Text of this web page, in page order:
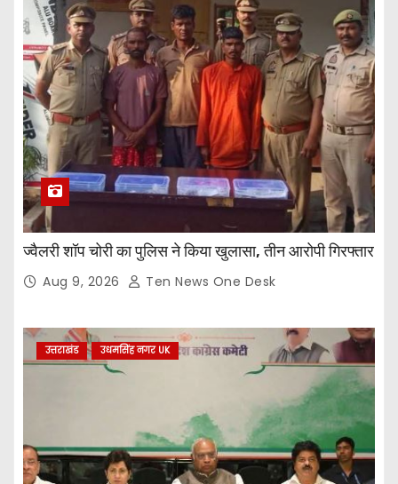
ज्वैलरी शॉप चोरी का पुलिस ने किया खुलासा, तीन आरोपी गिरफ्तार
Aug 9, 2026 Ten News One Desk
उत्तराखंड उधमसिंह नगर UK